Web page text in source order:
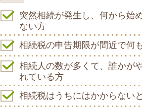
突然相続が発生し、何から始
ない方
相続税の申告期限が間近で何
相続人の数が多くて、誰かが
れている方
相続税はうちにはかからない